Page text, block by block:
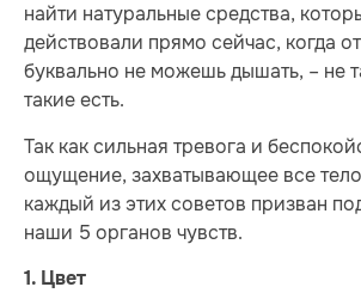
найти натуральные средства,
действовали прямо сейчас, когда
буквально не можешь дышать, – не
такие есть.
Так как сильная тревога и
ощущение, захватывающее все
каждый из этих советов призван
наши 5 органов чувств.
1. Цвет